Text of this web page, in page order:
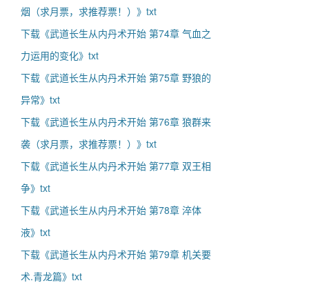
烟（求月票，求推荐票！）》txt
下载《武道长生从内丹术开始 第74章 气血之
力运用的变化》txt
下载《武道长生从内丹术开始 第75章 野狼的
异常》txt
下载《武道长生从内丹术开始 第76章 狼群来
袭（求月票，求推荐票！）》txt
下载《武道长生从内丹术开始 第77章 双王相
争》txt
下载《武道长生从内丹术开始 第78章 淬体
液》txt
下载《武道长生从内丹术开始 第79章 机关要
术.青龙篇》txt